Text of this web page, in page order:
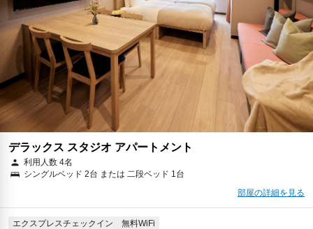
デラックス スタジオ アパートメント
利用人数 4名
シングルベッド 2台 または 二段ベッド 1台
部屋の詳細を見る
エクスプレスチェックイン 無料WiFi